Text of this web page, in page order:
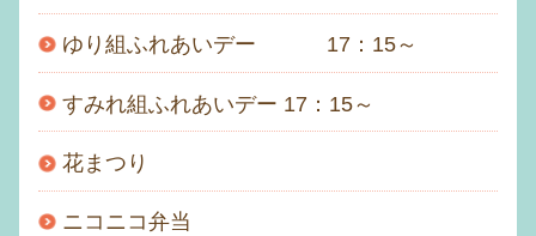
ゆり組ふれあいデー 17：15～
すみれ組ふれあいデー 17：15～
花まつり
ニコニコ弁当